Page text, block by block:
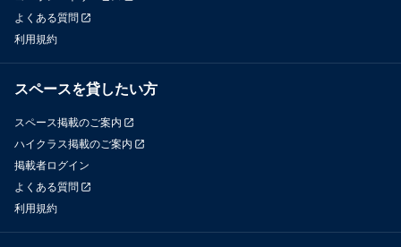
よくある質問
利用規約
スペースを貸したい方
スペース掲載のご案内
ハイクラス掲載のご案内
掲載者ログイン
よくある質問
利用規約